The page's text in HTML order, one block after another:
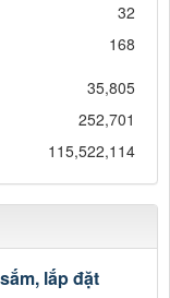
32
168
35,805
252,701
115,522,114
lắp đặt